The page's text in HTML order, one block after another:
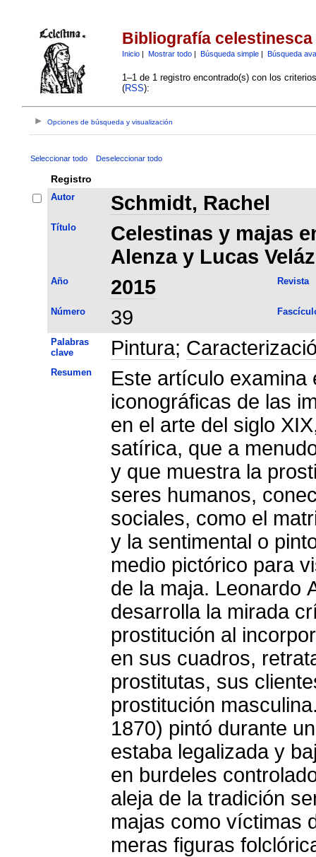
Bibliografía celestinesca
Inicio| Mostrar todo| Búsqueda simple| Búsqueda
1–1 de 1 registro encontrado(s) con los
(RSS):
Opciones de búsqueda y visualización
Seleccionar todo Deseleccionar todo
Registro
Autor Schmidt, Rachel
Título
Celestinas y majas
Alenza y Lucas
Año 2015 Revista
Número 39
Palabras
clave
Pintura;
Resumen
Este artículo examina el
iconográficas de las
en el arte del siglo XIX, ambas establecidas por Goya: la
satírica, que a
y que muestra la
seres humanos,
sociales, como el
y la sentimental o
medio pictórico para
de la maja. Leonardo
desarrolla la mirada
prostitución al
en sus cuadros,
prostitutas, sus
prostitución
1870) pintó durante
estaba legalizada y
en burdeles
aleja de la tradición
majas como víctimas
meras figuras